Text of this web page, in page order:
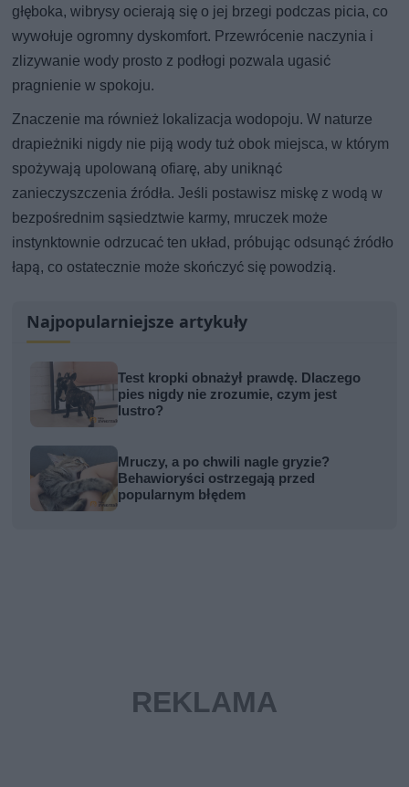
głęboka, wibrysy ocierają się o jej brzegi podczas picia, co
wywołuje ogromny dyskomfort. Przewrócenie naczynia i
zlizywanie wody prosto z podłogi pozwala ugasić
pragnienie w spokoju.
Znaczenie ma również lokalizacja wodopoju. W naturze
drapieżniki nigdy nie piją wody tuż obok miejsca, w którym
spożywają upolowaną ofiarę, aby uniknąć
zanieczyszczenia źródła. Jeśli postawisz miskę z wodą w
bezpośrednim sąsiedztwie karmy, mruczek może
instynktownie odrzucać ten układ, próbując odsunąć źródło
łapą, co ostatecznie może skończyć się powodzią.
Najpopularniejsze artykuły
Test kropki obnażył prawdę. Dlaczego
pies nigdy nie zrozumie, czym jest
lustro?
Mruczy, a po chwili nagle gryzie?
Behawioryści ostrzegają przed
popularnym błędem